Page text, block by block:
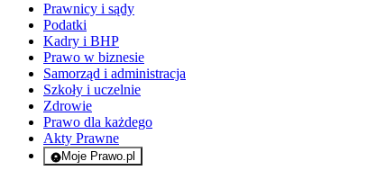
Prawnicy i sądy
Podatki
Kadry i BHP
Prawo w biznesie
Samorząd i administracja
Szkoły i uczelnie
Zdrowie
Prawo dla każdego
Akty Prawne
Moje Prawo.pl
- rejestracja i logowanie do serwisu